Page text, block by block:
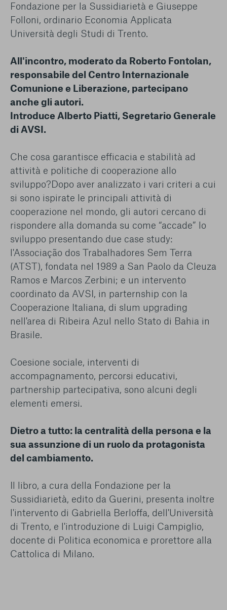
Fondazione per la Sussidiarietà e Giuseppe
Folloni, ordinario Economia Applicata
Università degli Studi di Trento.
All'incontro, moderato da Roberto Fontolan,
responsabile del Centro Internazionale
Comunione e Liberazione, partecipano
anche gli autori.
Introduce Alberto Piatti, Segretario Generale
di AVSI.
Che cosa garantisce efficacia e stabilità ad
attività e politiche di cooperazione allo
sviluppo?Dopo aver analizzato i vari criteri a cui
si sono ispirate le principali attività di
cooperazione nel mondo, gli autori cercano di
rispondere alla domanda su come “accade” lo
sviluppo presentando due case study:
l'Associação dos Trabalhadores Sem Terra
(ATST), fondata nel 1989 a San Paolo da Cleuza
Ramos e Marcos Zerbini; e un intervento
coordinato da AVSI, in parternship con la
Cooperazione Italiana, di slum upgrading
nell'area di Ribeira Azul nello Stato di Bahia in
Brasile.
Coesione sociale, interventi di
accompagnamento, percorsi educativi,
partnership partecipativa, sono alcuni degli
elementi emersi.
Dietro a tutto: la centralità della persona e la
sua assunzione di un ruolo da protagonista
del cambiamento.
Il libro, a cura della Fondazione per la
Sussidiarietà, edito da Guerini, presenta inoltre
l'intervento di Gabriella Berloffa, dell'Università
di Trento, e l'introduzione di Luigi Campiglio,
docente di Politica economica e prorettore alla
Cattolica di Milano.